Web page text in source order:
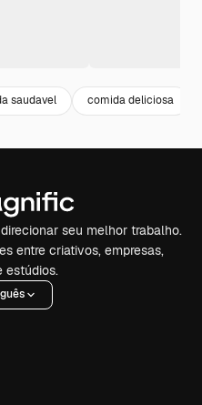
saudavel comida deliciosa
seu melhor trabalho.
entre criativos, empresas,
estúdios.